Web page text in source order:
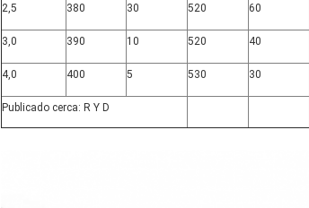
2,5 380 30 520 60
3,0 390 10 520 40
4,0 400 5 530 30
Publicado cerca: R Y D